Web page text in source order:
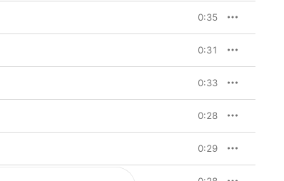
0:35
0:31
0:33
0:28
0:29